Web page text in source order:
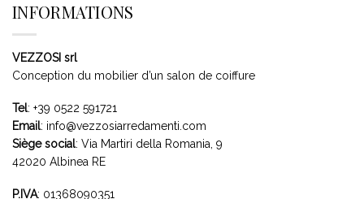
INFORMATIONS
VEZZOSI srl
Conception du mobilier d’un salon de coiffure
Tel: +39 0522 591721
Email: info@vezzosiarredamenti.com
Siège social: Via Martiri della Romania, 9
42020 Albinea RE
P.IVA: 01368090351